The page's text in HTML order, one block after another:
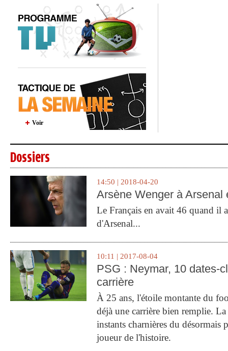
Voir
Dossiers
14:50 | 2018-04-20
Arsène Wenger à Arsenal
Le Français en avait 46 quand il
d'Arsenal...
10:11 | 2017-08-04
PSG : Neymar, 10 dates-
carrière
À 25 ans, l'étoile montante du
déjà une carrière bien remplie.
instants charnières du désormais
joueur de l'histoire.